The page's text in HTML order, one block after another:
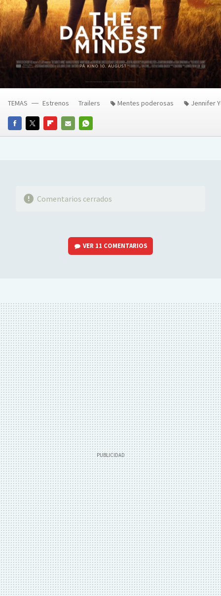
FACEBOOKTWITTERFLIPBOARD
E-
WHATSAPP
TEMAS Estrenos Trailers Mentes poderosas Jennifer
Comentarios cerrados
VER 11 COMENTARIOS